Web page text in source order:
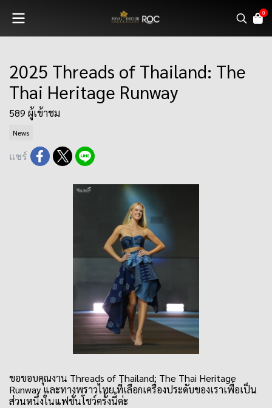
0
2025 Threads of Thailand: The
Thai Heritage Runway
589 ผู้เข้าชม
News
แชร์
ขอขอบคุณงาน Threads of Thailand: The Thai Heritage
Runway และทางพราวไทย ที่เลือกเครื่องประดับของเราเพื่อเป็น
ส่วนหนึ่งในแฟชั่นโชว์ครั้งนี้ค่ะ